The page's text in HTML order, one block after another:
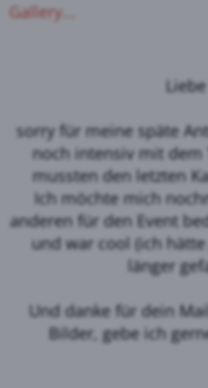
Gallery...
sorry für meine späte
noch intensiv mit dem
mussten den letzten
Ich möchte mich
anderen für den Event
und war cool (ich
länger
Und danke für dein
Bilder, gebe ich